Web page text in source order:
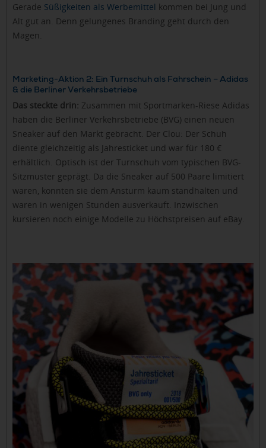
Gerade Süßigkeiten als Werbemittel kommen bei Jung und
Alt gut an. Denn gelungenes Branding geht durch den
Magen.
Marketing-Aktion 2: Ein Turnschuh als Fahrschein – Adidas
& die Berliner Verkehrsbetriebe
Das steckte drin: Zusammen mit Sportmarken-Riese Adidas
haben die Berliner Verkehrsbetriebe (BVG) einen neuen
Sneaker auf den Markt gebracht. Der Clou: Der Schuh
diente gleichzeitig als Jahresticket und war für 180 €
erhältlich. Optisch ist der Turnschuh vom typischen BVG-
Sitzmuster geprägt. Da die Sneaker auf 500 Paare limitiert
waren, konnten sie dem Ansturm kaum standhalten und
waren in wenigen Stunden ausverkauft. Inzwischen
kursieren noch einige Modelle zu Höchstpreisen auf eBay.